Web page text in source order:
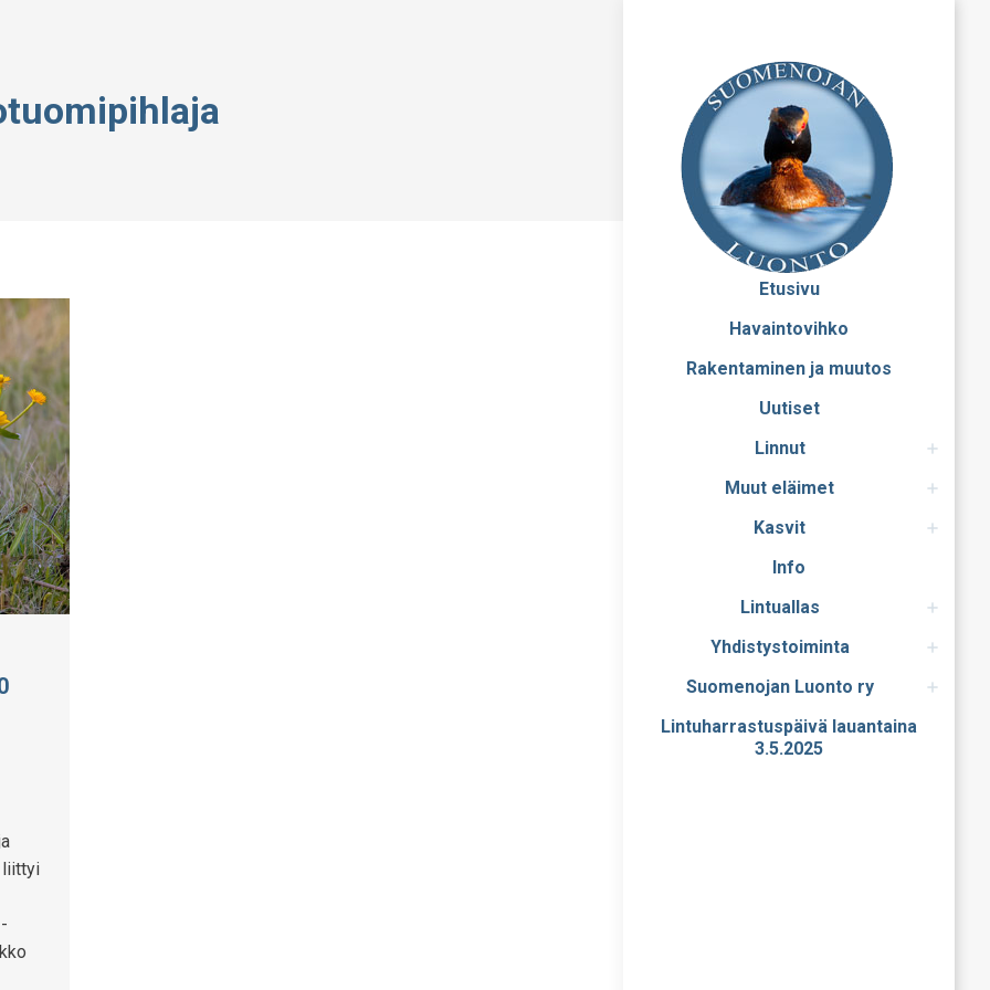
Etusivu
Havaintovihko
Rakentaminen ja muutos
Uutiset
Linnut
Muut eläimet
Kasvit
Info
Lintuallas
Yhdistystoiminta
Suomenojan Luonto ry
Lintuharrastuspäivä lauantaina
3.5.2025
liittyi